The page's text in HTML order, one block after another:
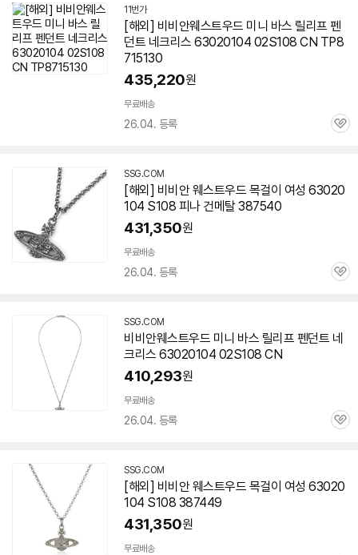
11번가
[해외] 비비안웨스트우드 미니 바스 릴리프 펜
던트 네크리스 63020104 02S108 CN TP8
715130
435,220원
무료배송
26.04. 등록
관
SSG.COM
[해외] 비비안 웨스트우드 목걸이 여성 63020
104 S108 피나 건메탈 387540
431,350원
무료배송
26.04. 등록
관
SSG.COM
비비안웨스트우드 미니 바스 릴리프 펜던트 네
크리스 63020104 02S108 CN
410,293원
무료배송
26.04. 등록
관
SSG.COM
[해외] 비비안 웨스트우드 목걸이 여성 63020
104 S108 387449
431,350원
무료배송